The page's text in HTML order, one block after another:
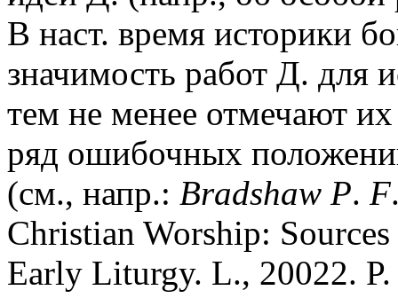
В наст. время историки
значимость работ Д. для
тем не менее отмечают
ряд ошибочных
(см., напр.: Bradshaw P. F
Christian Worship:
Early Liturgy. L., 20022.